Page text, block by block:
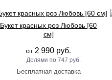
Букет красных роз Любовь [60
см]
от 2 990 руб.
747 руб.